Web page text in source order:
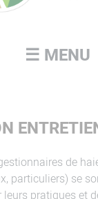
☰ MENU
de
particuliers) se
leurs pratiques et